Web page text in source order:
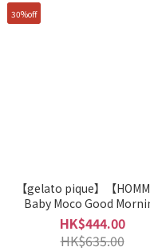
30%off
【gelato pique】【
Baby Moco Good
Bear PulloverHK$444.00
HK$635.00